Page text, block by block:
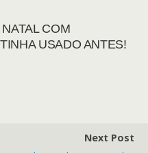
COM
USADO ANTES!
Next Post